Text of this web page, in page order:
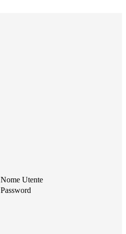
Nome Utente
Password